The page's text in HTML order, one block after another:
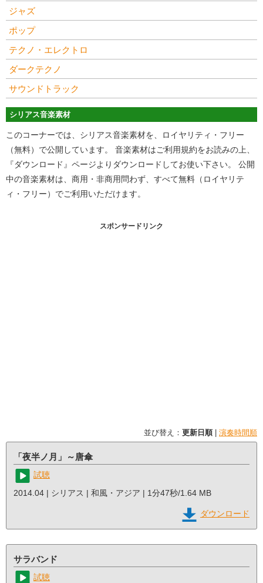
ジャズ
ポップ
テクノ・エレクトロ
ダークテクノ
サウンドトラック
シリアス音楽素材
このコーナーでは、シリアス音楽素材を、ロイヤリティ・フリー
（無料）で公開しています。 音楽素材はご利用規約をお読みの上、
『ダウンロード』ページよりダウンロードしてお使い下さい。 公開
中の音楽素材は、商用・非商用問わず、すべて無料（ロイヤリテ
ィ・フリー）でご利用いただけます。
スポンサードリンク
並び替え： 更新日順| 演奏時間順
「夜半ノ月」～唐傘
試聴
2014.04 | シリアス | 和風・アジア | 1分47秒/1.64 MB
ダウンロード
サラバンド
試聴